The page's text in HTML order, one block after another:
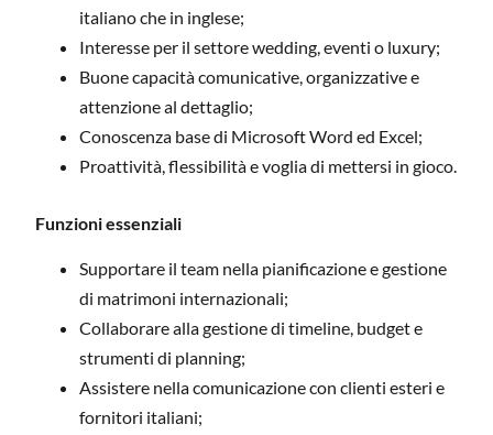
italiano che in inglese;
Interesse per il settore wedding, eventi o luxury;
Buone capacità comunicative, organizzative e
attenzione al dettaglio;
Conoscenza base di Microsoft Word ed Excel;
Proattività, flessibilità e voglia di mettersi in gioco.
Funzioni essenziali
Supportare il team nella pianificazione e gestione
di matrimoni internazionali;
Collaborare alla gestione di timeline, budget e
strumenti di planning;
Assistere nella comunicazione con clienti esteri e
fornitori italiani;